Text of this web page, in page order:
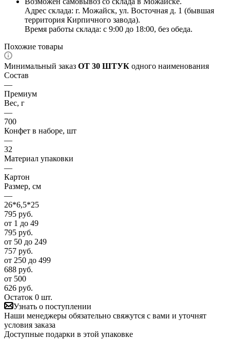
Адрес склада: г. Можайск, ул. Восточная д. 1 (бывшая
территория Кирпичного завода).
Время работы склада: с 9:00 до 18:00, без обеда.
Похожие товары
Минимальный заказ ОТ 30 ШТУК одного наименования
Состав
—
Премиум
Вес, г
—
700
Конфет в наборе, шт
—
32
Материал упаковки
—
Картон
Размер, см
—
26*6,5*25
795 руб.
от 1 до 49
795 руб.
от 50 до 249
757 руб.
от 250 до 499
688 руб.
от 500
626 руб.
Остаток 0 шт.
Узнать о поступлении
Наши менеджеры обязательно свяжутся с вами и уточнят
условия заказа
Доступные подарки в этой упаковке